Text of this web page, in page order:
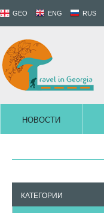
GEO ENG RUS
НОВОСТИ
КАТЕГОРИИ